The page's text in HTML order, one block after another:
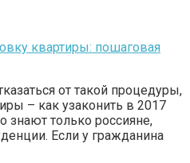
квартиры: пошаговая
от такой процедуры,
– как узаконить в 2017
знают только россияне,
Если у гражданина